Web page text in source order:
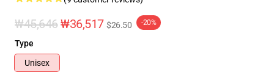
₩45,646₩36,517 $26.50 -20%
Type
Unisex